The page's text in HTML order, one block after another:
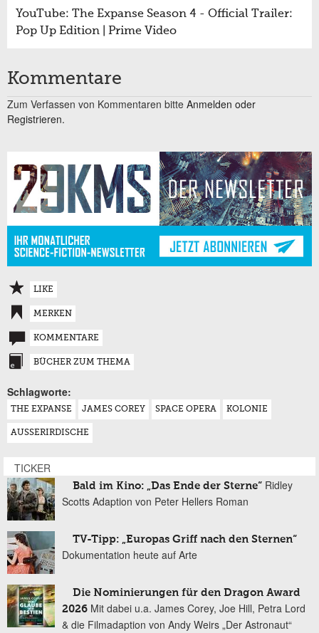
YouTube: The Expanse Season 4 - Official Trailer:
Pop Up Edition | Prime Video
Kommentare
Zum Verfassen von Kommentaren bitte Anmelden oder
Registrieren.
LIKE
MERKEN
KOMMENTARE
BÜCHER ZUM THEMA
Schlagworte:
THE EXPANSE JAMES COREY SPACE OPERA KOLONIE
AUSSERIRDISCHE
TICKER
Bald im Kino: „Das Ende der Sterne“ Ridley
Scotts Adaption von Peter Hellers Roman
TV-Tipp: „Europas Griff nach den Sternen“
Dokumentation heute auf Arte
Die Nominierungen für den Dragon Award
2026 Mit dabei u.a. James Corey, Joe Hill, Petra Lord
& die Filmadaption von Andy Weirs „Der Astronaut“